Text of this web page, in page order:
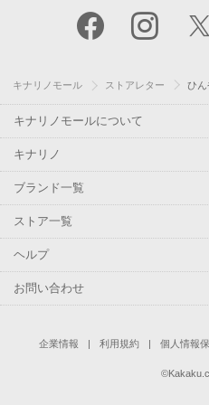
キナリノモール ストアレター ひ
キナリノモールについて
キナリノ
ブランド一覧
ストア一覧
ヘルプ
お問い合わせ
企業情報 利用規約 個人情報
©